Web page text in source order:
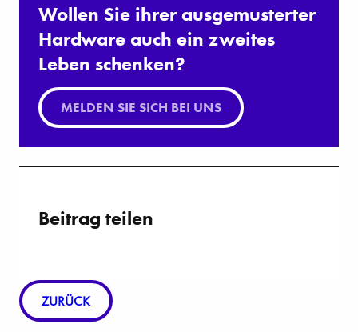
Wollen Sie ihrer ausgemusterter
Hardware auch ein zweites
Leben schenken?
MELDEN SIE SICH BEI UNS
Beitrag teilen
ZURÜCK